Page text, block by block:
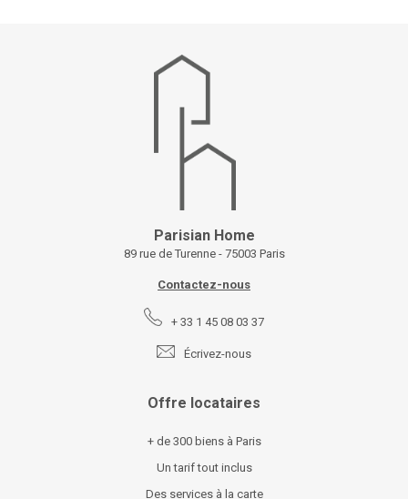
Parisian Home
89 rue de Turenne - 75003 Paris
Contactez-nous
+ 33 1 45 08 03 37
Écrivez-nous
Offre locataires
+ de 300 biens à Paris
Un tarif tout inclus
Des services à la carte